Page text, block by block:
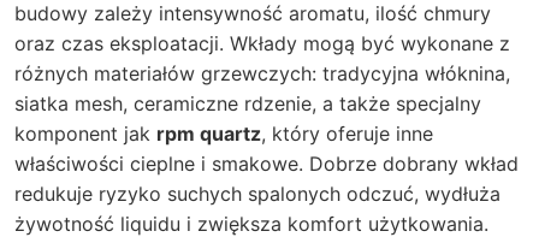
budowy zależy intensywność aromatu, ilość chmury
oraz czas eksploatacji. Wkłady mogą być wykonane z
różnych materiałów grzewczych: tradycyjna włóknina,
siatka mesh, ceramiczne rdzenie, a także specjalny
komponent jak rpm quartz, który oferuje inne
właściwości cieplne i smakowe. Dobrze dobrany wkład
redukuje ryzyko suchych spalonych odczuć, wydłuża
żywotność liquidu i zwiększa komfort użytkowania.